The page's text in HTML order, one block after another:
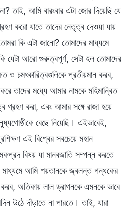
তাই, আমি বারংবার এটা জোর দিয়েছি যে
করো যাতে তাদের নেতৃত্ব দেওয়া যায়
কি এটা জানো? তোমাদের মাধ্যমে
যেটা আরো গুরুত্বপূর্ণ, সেটা হল তোমাদের
ও চমৎকারিত্বগুলিকে প্রতীয়মান করব,
তাদের মধ্যে আমার নামকে মহিমান্বিত
গ্রহণ করা, এবং আমার সঙ্গে রাজা হয়ে
বেছে নিয়েছি। এইভাবেই,
এই বিশ্বের সবচেয়ে মহান
বিষয় যা মানবজাতি সম্পন্ন করতে
মাধ্যমে আমি শয়তানকে জ্বলন্ত গন্ধকের
অতিকায় লাল ড্রাগনকে এমনকে ভাবে
উঠে দাঁড়াতে না পারতে। তাই, যারা